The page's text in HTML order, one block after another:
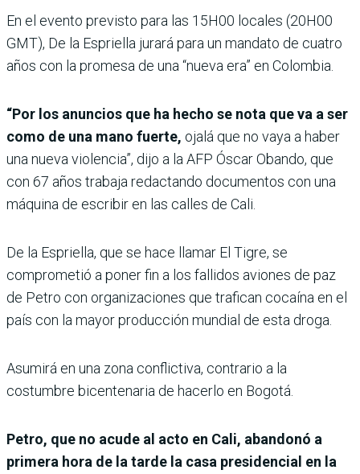
En el evento previsto para las 15H00 locales (20H00
GMT), De la Espriella jurará para un mandato de cuatro
años con la promesa de una “nueva era” en Colombia.
“Por los anuncios que ha hecho se nota que va a ser
como de una mano fuerte, ojalá que no vaya a haber
una nueva violencia”, dijo a la AFP Óscar Obando, que
con 67 años trabaja redactando documentos con una
máquina de escribir en las calles de Cali.
De la Espriella, que se hace llamar El Tigre, se
comprometió a poner fin a los fallidos aviones de paz
de Petro con organizaciones que trafican cocaína en el
país con la mayor producción mundial de esta droga.
Asumirá en una zona conflictiva, contrario a la
costumbre bicentenaria de hacerlo en Bogotá.
Petro, que no acude al acto en Cali, abandonó a
primera hora de la tarde la casa presidencial en la